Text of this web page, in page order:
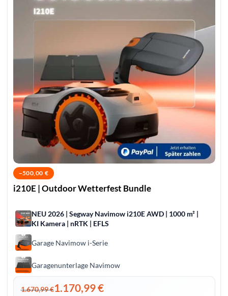
−500,00 €
i210E | Outdoor Wetterfest Bundle
NEU 2026 | Segway Navimow i210E AWD | 1000 m² |
KI Kamera | nRTK | EFLS
Garage Navimow i-Serie
Garagenunterlage Navimow
1.670,99€1.170,99€